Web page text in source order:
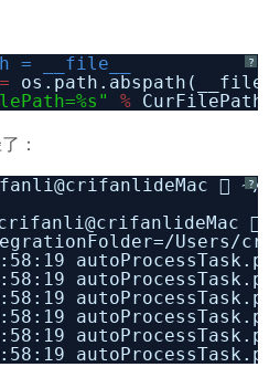
?
= __file__
=
% CurFilePath)
：
?
 ~/

Users/